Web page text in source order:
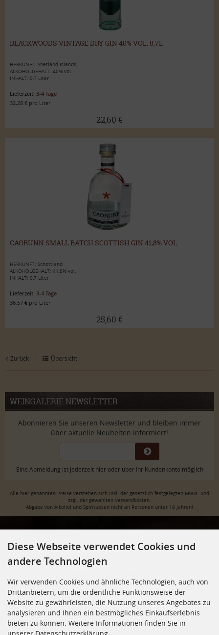
BLACKWOODS VINTAGE DRY GIN 40% VOL. 0,7L
HERKUNFT: Shetland Islands
ALKOHOLGEHALT: 40% vol.
INHALT: 0,7 Liter
Lieferzeit: 3-4 Tage
32,28 € pro Liter
22,60 €
CAORUNN SMALL BATCH SCOTTISH GIN 41,8% VOL.
HERKUNFT: Schottland
ALKOHOLGEHALT: 41,8% vol.
INHALT: 0,7 Liter
Lieferzeit: 3-4 Tage
36,57 € pro Liter
25,60 €
Zurück | Übersicht
WEINGALERIE NEWSLETTER
Abonnieren Sie unseren Newsletter und bleiben immer
über aktuelle Neuheiten informiert!
Eine Abmeldung ist jederzeit hier oder über Ihr Kundenkonto möglich
Alle hier genannten Preise verstehen sich inkl. der gesetzlich festgelegten MwSt. und
zzgl. der gewählten Versandkosten.
Abgabe von Alkohol und Spirituosen nicht an Personen unter 18 Jahren!
PRIVATSPHÄRE UND DATENSCHUTZ
AGB
IMPRESSUM
WIDERRUFSRECHT & WIDERRUFSFORMULAR
JUGENDSCHUTZ
VERTRAG WIDERRUFEN
COOKIE EINSTELLUNGEN
Diese Webseite verwendet Cookies und
andere Technologien
Wir verwenden Cookies und ähnliche Technologien, auch von
Drittanbietern, um die ordentliche Funktionsweise der
Website zu gewährleisten, die Nutzung unseres Angebotes zu
analysieren und Ihnen ein bestmögliches Einkaufserlebnis
bieten zu können. Weitere Informationen finden Sie in